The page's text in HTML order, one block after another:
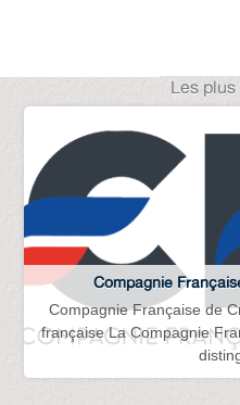
Les
Compagnie
Compagnie Française de
française La Compagnie